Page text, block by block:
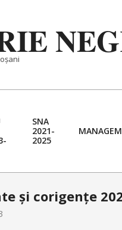
SNA
2021-
2025
și corigențe